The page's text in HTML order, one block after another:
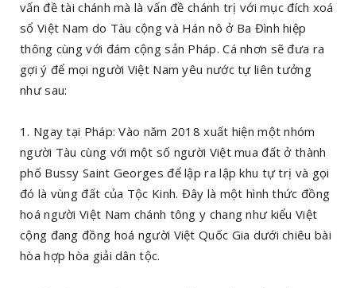
vấn đề tài chánh mà là vấn đề chánh trị với mục đích xoá
sổ Việt Nam do Tàu cộng và Hán nô ở Ba Đình hiệp
thông cùng với đám cộng sản Pháp. Cá nhơn sẽ đưa ra
gợi ý để mọi người Việt Nam yêu nước tự liên tưởng
như sau:
1. Ngay tại Pháp: Vào năm 2018 xuất hiện một nhóm
người Tàu cùng với một số người Việt mua đất ở thành
phố Bussy Saint Georges để lập ra lập khu tự trị và gọi
đó là vùng đất của Tộc Kinh. Đây là một hình thức đồng
hoá người Việt Nam chánh tông y chang như kiểu Việt
cộng đang đồng hoá người Việt Quốc Gia dưới chiêu bài
hòa hợp hòa giải dân tộc.